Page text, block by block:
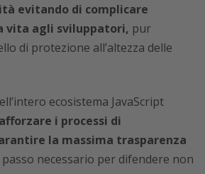
evitando di complicare
vita agli sviluppatori, pur
di protezione all’altezza delle
ecosistema JavaScript
i processi di
la massima trasparenza
passo necessario per difendere non